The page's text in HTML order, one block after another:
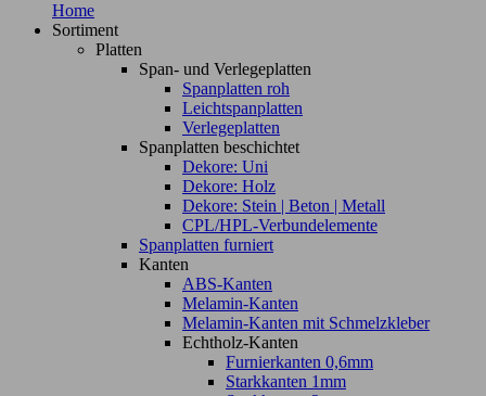
Home
Sortiment
Platten
Span- und Verlegeplatten
Spanplatten roh
Leichtspanplatten
Verlegeplatten
Spanplatten beschichtet
Dekore: Uni
Dekore: Holz
Dekore: Stein | Beton | Metall
CPL/HPL-Verbundelemente
Spanplatten furniert
Kanten
ABS-Kanten
Melamin-Kanten
Melamin-Kanten mit Schmelzkleber
Echtholz-Kanten
Furnierkanten 0,6mm
Starkkanten 1mm